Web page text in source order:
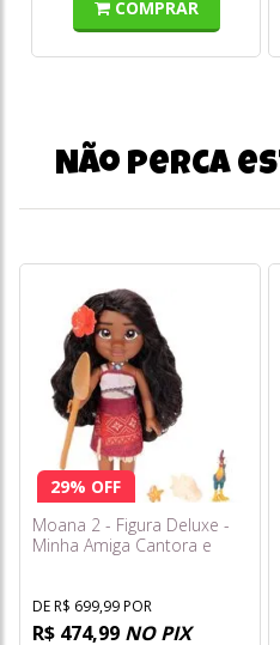
COMPRAR
Não perca
29% OFF
Moana 2 - Figura Deluxe -
Minha Amiga Cantora e
DE R$ 699,99 POR
R$ 474,99 NO PIX